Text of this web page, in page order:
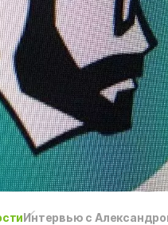
Интервью с